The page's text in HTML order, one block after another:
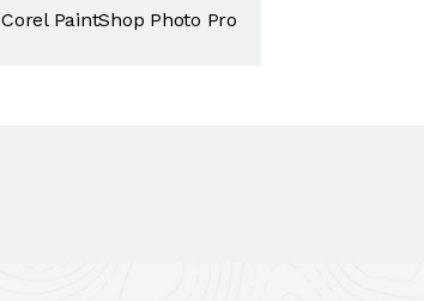
Corel PaintShop Photo Pro